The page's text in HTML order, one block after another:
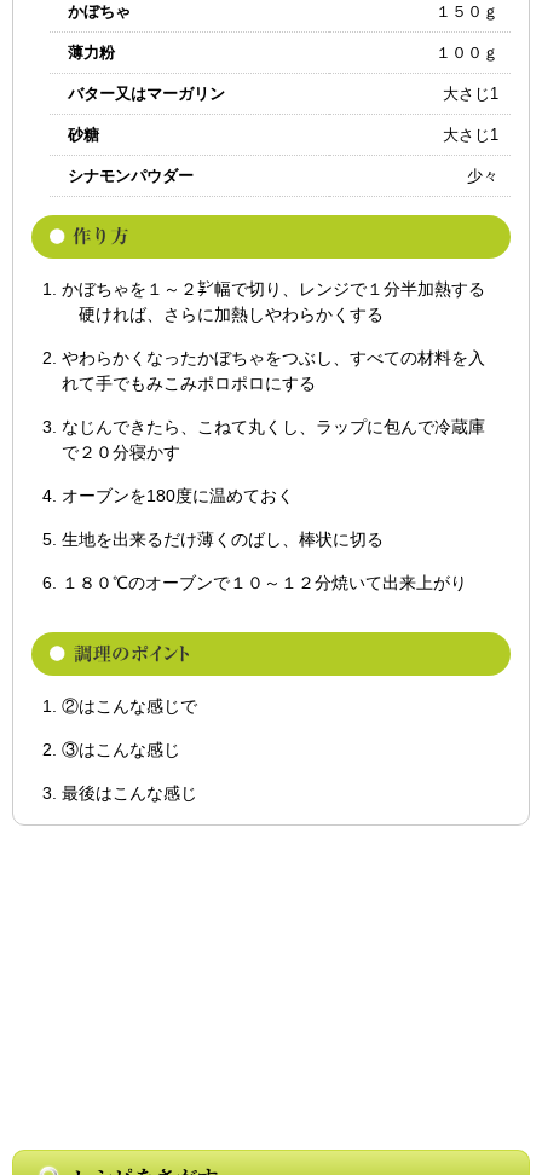
かぼちゃ １５０ｇ
薄力粉 １００ｇ
バター又はマーガリン 大さじ1
砂糖 大さじ1
シナモンパウダー 少々
かぼちゃを１～２㌢幅で切り、レンジで１分半加熱する
硬ければ、さらに加熱しやわらかくする
やわらかくなったかぼちゃをつぶし、すべての材料を入
れて手でもみこみポロポロにする
なじんできたら、こねて丸くし、ラップに包んで冷蔵庫
で２０分寝かす
オーブンを180度に温めておく
生地を出来るだけ薄くのばし、棒状に切る
１８０℃のオーブンで１０～１２分焼いて出来上がり
②はこんな感じで
③はこんな感じ
最後はこんな感じ